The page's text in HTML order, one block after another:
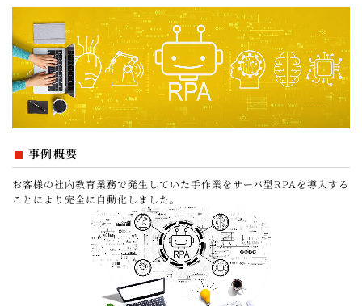
事例概要
お客様の社内教育業務で発生していた手作業をサーバ型RPAを導入する
ことにより完全に自動化しました。